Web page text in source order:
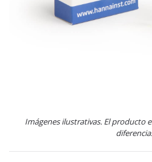
Imágenes ilustrativas. El producto